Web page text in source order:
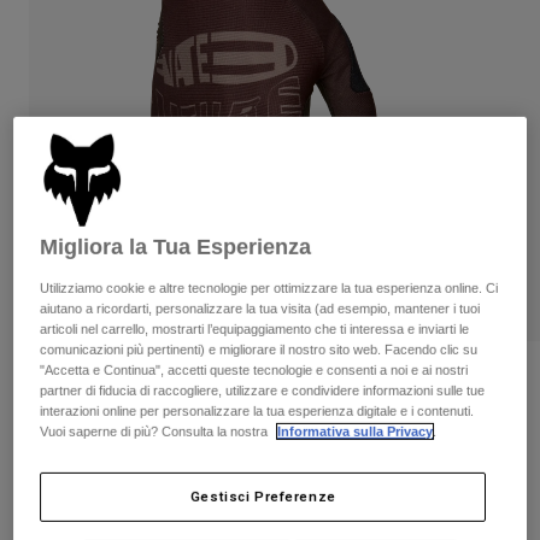
Pantaloni
Pantaloncini
Giacche
Protezioni
Maschere
Calze
Parti di ricambio
Pantaloni
Giacche
Protezioni
Calze
Borse e accessori
Parti di ricambio
Donna
T-shirt
Felpe
Giacche
Pantaloni & Pantaloncini
Camicie
Vedi tutto
Vedi tutto
Moto
Caschi
Maglie​
Pantaloni
Stivali
Protezioni
Guanti
Recensioni
Guanti Flexair Elevated
Prodotto n.33602
Migliora la Tua Esperienza
Utilizziamo cookie e altre tecnologie per ottimizzare la tua esperienza online. Ci
aiutano a ricordarti, personalizzare la tua visita (ad esempio, mantener i tuoi
articoli nel carrello, mostrarti l’equipaggiamento che ti interessa e inviarti le
comunicazioni più pertinenti) e migliorare il nostro sito web. Facendo clic su
"Accetta e Continua", accetti queste tecnologie e consenti a noi e ai nostri
partner di fiducia di raccogliere, utilizzare e condividere informazioni sulle tue
interazioni online per personalizzare la tua esperienza digitale e i contenuti.
Vuoi saperne di più? Consulta la nostra
Informativa sulla Privacy
Gestisci Preferenze